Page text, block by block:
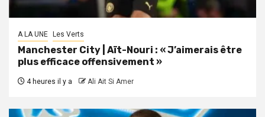
A LA UNE Les Verts
Manchester City | Aït-Nouri : « J’aimerais être
plus efficace offensivement »
4 heures il y a Ali Ait Si Amer